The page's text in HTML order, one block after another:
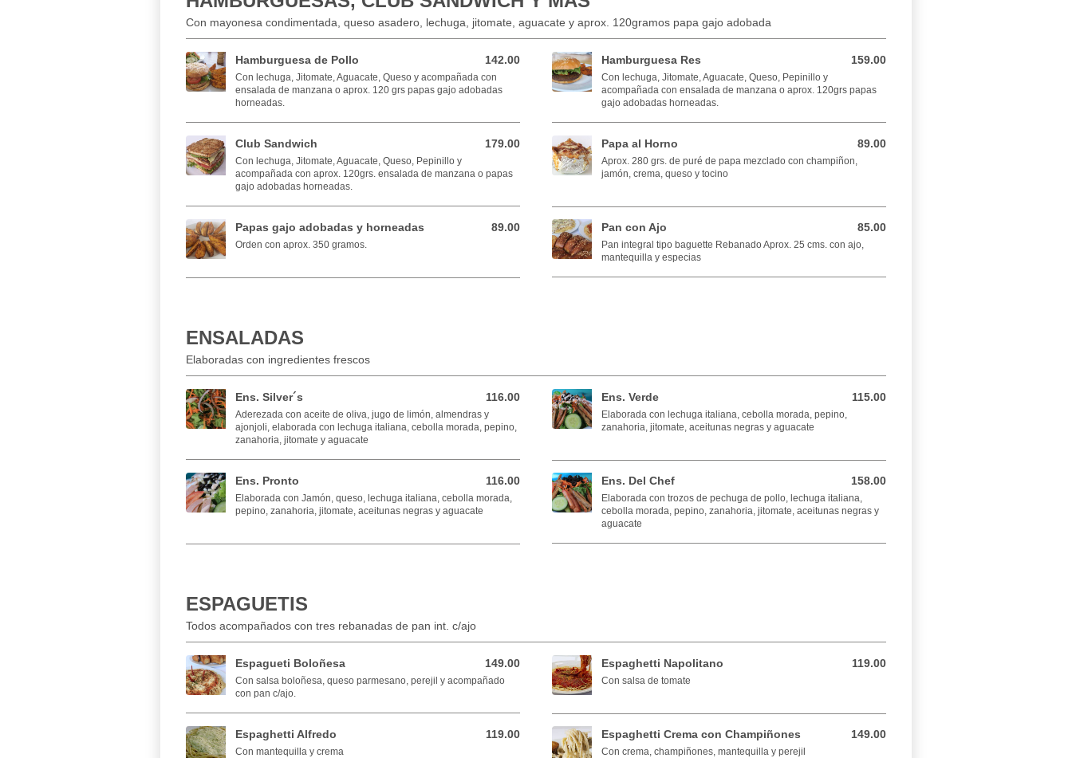
Con mayonesa condimentada, queso asadero, lechuga, jitomate, aguacate y aprox. 120gramos papa gajo adobada
Hamburguesa de Pollo 142.00
142.00 MXN
Con lechuga, Jitomate, Aguacate, Queso y acompañada con
ensalada de manzana o aprox. 120 grs papas gajo adobadas
horneadas.
Hamburguesa Res 159.00
159.00 MXN
Con lechuga, Jitomate, Aguacate, Queso, Pepinillo y
acompañada con ensalada de manzana o aprox. 120grs papas
gajo adobadas horneadas.
Club Sandwich 179.00
179.00 MXN
Con lechuga, Jitomate, Aguacate, Queso, Pepinillo y
acompañada con aprox. 120grs. ensalada de manzana o papas
gajo adobadas horneadas.
Papa al Horno 89.00
89.00 MXN
Aprox. 280 grs. de puré de papa mezclado con champiñon,
jamón, crema, queso y tocino
Papas gajo adobadas y horneadas 89.00
89.00 MXN
Orden con aprox. 350 gramos.
Pan con Ajo 85.00
85.00 MXN
Pan integral tipo baguette Rebanado Aprox. 25 cms. con ajo,
mantequilla y especias
ENSALADAS
Elaboradas con ingredientes frescos
Ens. Silver´s 116.00
116.00 MXN
Aderezada con aceite de oliva, jugo de limón, almendras y
ajonjoli, elaborada con lechuga italiana, cebolla morada, pepino,
zanahoria, jitomate y aguacate
Ens. Verde 115.00
115.00 MXN
Elaborada con lechuga italiana, cebolla morada, pepino,
zanahoria, jitomate, aceitunas negras y aguacate
Ens. Pronto 116.00
116.00 MXN
Elaborada con Jamón, queso, lechuga italiana, cebolla morada,
pepino, zanahoria, jitomate, aceitunas negras y aguacate
Ens. Del Chef 158.00
158.00 MXN
Elaborada con trozos de pechuga de pollo, lechuga italiana,
cebolla morada, pepino, zanahoria, jitomate, aceitunas negras y
aguacate
ESPAGUETIS
Todos acompañados con tres rebanadas de pan int. c/ajo
Espagueti Boloñesa 149.00
149.00 MXN
Con salsa boloñesa, queso parmesano, perejil y acompañado
con pan c/ajo.
Espaghetti Napolitano 119.00
119.00 MXN
Con salsa de tomate
Espaghetti Alfredo 119.00
119.00 MXN
Con mantequilla y crema
Espaghetti Crema con Champiñones 149.00
149.00 MXN
Con crema, champiñones, mantequilla y perejil